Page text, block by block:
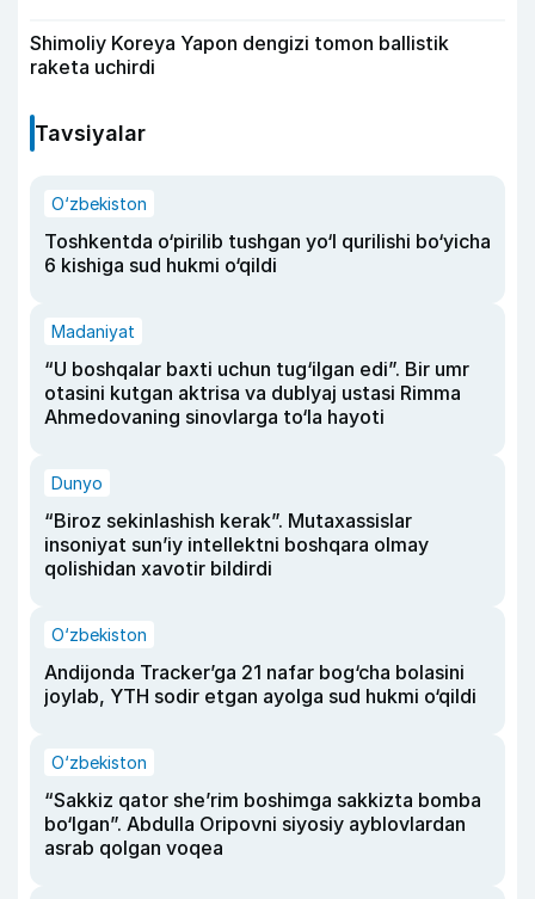
Shimoliy Koreya Yapon dengizi tomon ballistik
raketa uchirdi
Tavsiyalar
O‘zbekiston
Toshkentda o‘pirilib tushgan yo‘l qurilishi bo‘yicha
6 kishiga sud hukmi o‘qildi
Madaniyat
“U boshqalar baxti uchun tug‘ilgan edi”. Bir umr
otasini kutgan aktrisa va dublyaj ustasi Rimma
Ahmedovaning sinovlarga to‘la hayoti
Dunyo
“Biroz sekinlashish kerak”. Mutaxassislar
insoniyat sun’iy intellektni boshqara olmay
qolishidan xavotir bildirdi
O‘zbekiston
Andijonda Tracker’ga 21 nafar bog‘cha bolasini
joylab, YTH sodir etgan ayolga sud hukmi o‘qildi
O‘zbekiston
“Sakkiz qator she’rim boshimga sakkizta bomba
bo‘lgan”. Abdulla Oripovni siyosiy ayblovlardan
asrab qolgan voqea